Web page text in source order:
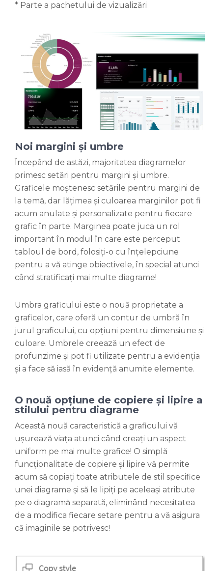
* Parte a pachetului de vizualizări
Noi margini și umbre
Începând de astăzi, majoritatea diagramelor
primesc setări pentru margini și umbre.
Graficele moștenesc setările pentru margini de
la temă, dar lățimea și culoarea marginilor pot fi
acum anulate și personalizate pentru fiecare
grafic în parte. Marginea poate juca un rol
important în modul în care este perceput
tabloul de bord, folosiți-o cu înțelepciune
pentru a vă atinge obiectivele, în special atunci
când stratificați mai multe diagrame!
Umbra graficului este o nouă proprietate a
graficelor, care oferă un contur de umbră în
jurul graficului, cu opțiuni pentru dimensiune și
culoare. Umbrele creează un efect de
profunzime și pot fi utilizate pentru a evidenția
și a face să iasă în evidență anumite elemente.
O nouă opțiune de copiere și lipire a
stilului pentru diagrame
Această nouă caracteristică a graficului vă
ușurează viața atunci când creați un aspect
uniform pe mai multe grafice! O simplă
funcționalitate de copiere și lipire vă permite
acum să copiați toate atributele de stil specifice
unei diagrame și să le lipiți pe aceleași atribute
pe o diagramă separată, eliminând necesitatea
de a modifica fiecare setare pentru a vă asigura
că imaginile se potrivesc!